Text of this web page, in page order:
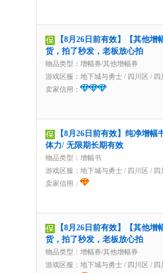
【8月26日前有效】【其他
货，拍了秒发，老板放心拍
物品类型：增幅券/其他增幅券
游戏区服： 地下城与勇士 / 四川区 / 四
卖家信用：
【8月26日前有效】纯净增
体力/ 无限期长期有效
物品类型：增幅书
游戏区服： 地下城与勇士 / 四川区 / 四
卖家信用：
【8月26日前有效】【其他
货，拍了秒发，老板放心拍
物品类型：增幅券/其他增幅券
游戏区服： 地下城与勇士 / 四川区 / 四